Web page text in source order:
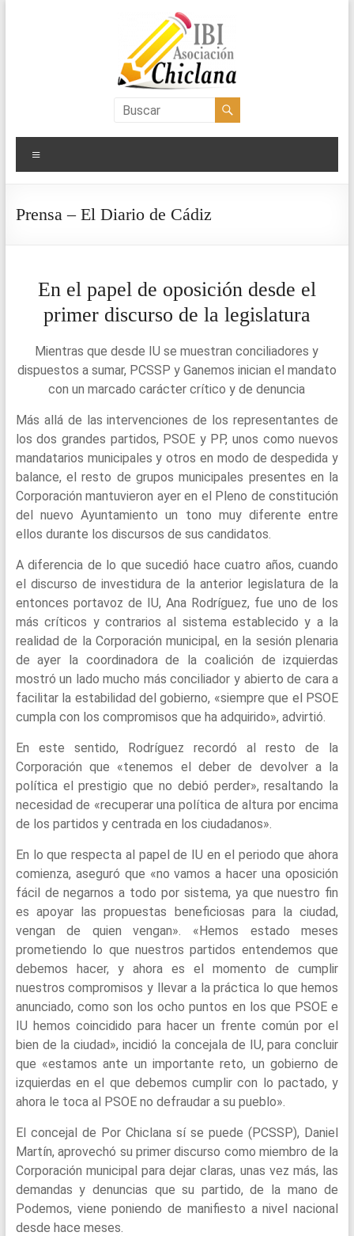
Asociación
IBI
Chiclana
Prensa – El Diario de Cádiz
En el papel de oposición desde el
primer discurso de la legislatura
Mientras que desde IU se muestran conciliadores y
dispuestos a sumar, PCSSP y Ganemos inician el mandato
con un marcado carácter crítico y de denuncia
Más allá de las intervenciones de los representantes de
los dos grandes partidos, PSOE y PP, unos como nuevos
mandatarios municipales y otros en modo de despedida y
balance, el resto de grupos municipales presentes en la
Corporación mantuvieron ayer en el Pleno de constitución
del nuevo Ayuntamiento un tono muy diferente entre
ellos durante los discursos de sus candidatos.
A diferencia de lo que sucedió hace cuatro años, cuando
el discurso de investidura de la anterior legislatura de la
entonces portavoz de IU, Ana Rodríguez, fue uno de los
más críticos y contrarios al sistema establecido y a la
realidad de la Corporación municipal, en la sesión plenaria
de ayer la coordinadora de la coalición de izquierdas
mostró un lado mucho más conciliador y abierto de cara a
facilitar la estabilidad del gobierno, «siempre que el PSOE
cumpla con los compromisos que ha adquirido», advirtió.
En este sentido, Rodríguez recordó al resto de la
Corporación que «tenemos el deber de devolver a la
política el prestigio que no debió perder», resaltando la
necesidad de «recuperar una política de altura por encima
de los partidos y centrada en los ciudadanos».
En lo que respecta al papel de IU en el periodo que ahora
comienza, aseguró que «no vamos a hacer una oposición
fácil de negarnos a todo por sistema, ya que nuestro fin
es apoyar las propuestas beneficiosas para la ciudad,
vengan de quien vengan». «Hemos estado meses
prometiendo lo que nuestros partidos entendemos que
debemos hacer, y ahora es el momento de cumplir
nuestros compromisos y llevar a la práctica lo que hemos
anunciado, como son los ocho puntos en los que PSOE e
IU hemos coincidido para hacer un frente común por el
bien de la ciudad», incidió la concejala de IU, para concluir
que «estamos ante un importante reto, un gobierno de
izquierdas en el que debemos cumplir con lo pactado, y
ahora le toca al PSOE no defraudar a su pueblo».
El concejal de Por Chiclana sí se puede (PCSSP), Daniel
Martín, aprovechó su primer discurso como miembro de la
Corporación municipal para dejar claras, unas vez más, las
demandas y denuncias que su partido, de la mano de
Podemos, viene poniendo de manifiesto a nivel nacional
desde hace meses.